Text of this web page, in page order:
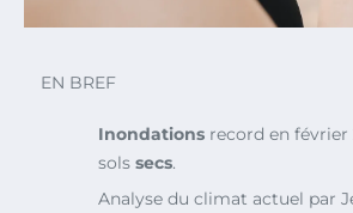
EN BREF
Inondations record en février
sols secs.
Analyse du climat actuel par